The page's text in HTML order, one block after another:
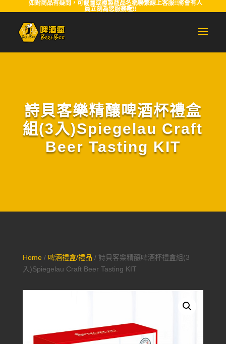
如對商品有疑問，可截圖或複製商品名稱聯繫線上客服!!將會有人
員立刻為您服務喔!!
詩貝客樂精釀啤酒杯禮盒
組(3入)Spiegelau Craft
Beer Tasting KIT
Home/ 啤酒禮盒/禮品 / 詩貝客樂精釀啤酒杯禮盒組(3
入)Spiegelau Craft Beer Tasting KIT